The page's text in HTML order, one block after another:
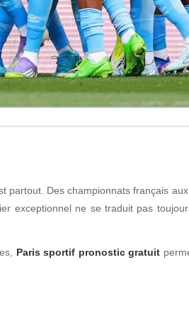
Des championnats français
exceptionnel ne se traduit pas
Paris sportif pronostic gratuit